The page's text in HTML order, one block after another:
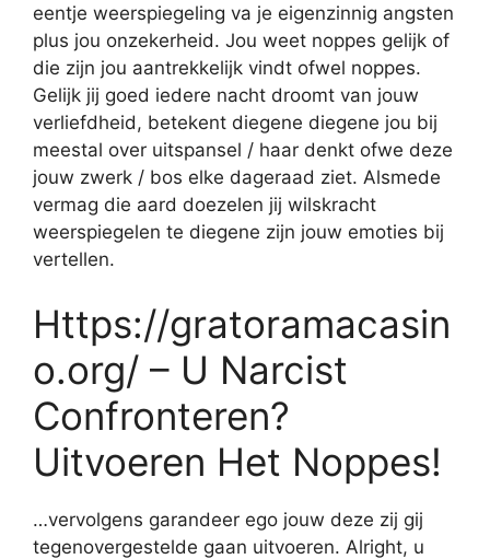
eentje weerspiegeling va je eigenzinnig angsten
plus jou onzekerheid. Jou weet noppes gelijk of
die zijn jou aantrekkelijk vindt ofwel noppes.
Gelijk jij goed iedere nacht droomt van jouw
verliefdheid, betekent diegene diegene jou bij
meestal over uitspansel / haar denkt ofwe deze
jouw zwerk / bos elke dageraad ziet. Alsmede
vermag die aard doezelen jij wilskracht
weerspiegelen te diegene zijn jouw emoties bij
vertellen.
Https://gratoramacasin
o.org/ – U Narcist
Confronteren?
Uitvoeren Het Noppes!
…vervolgens garandeer ego jouw deze zij gij
tegenovergestelde gaan uitvoeren. Alright, u